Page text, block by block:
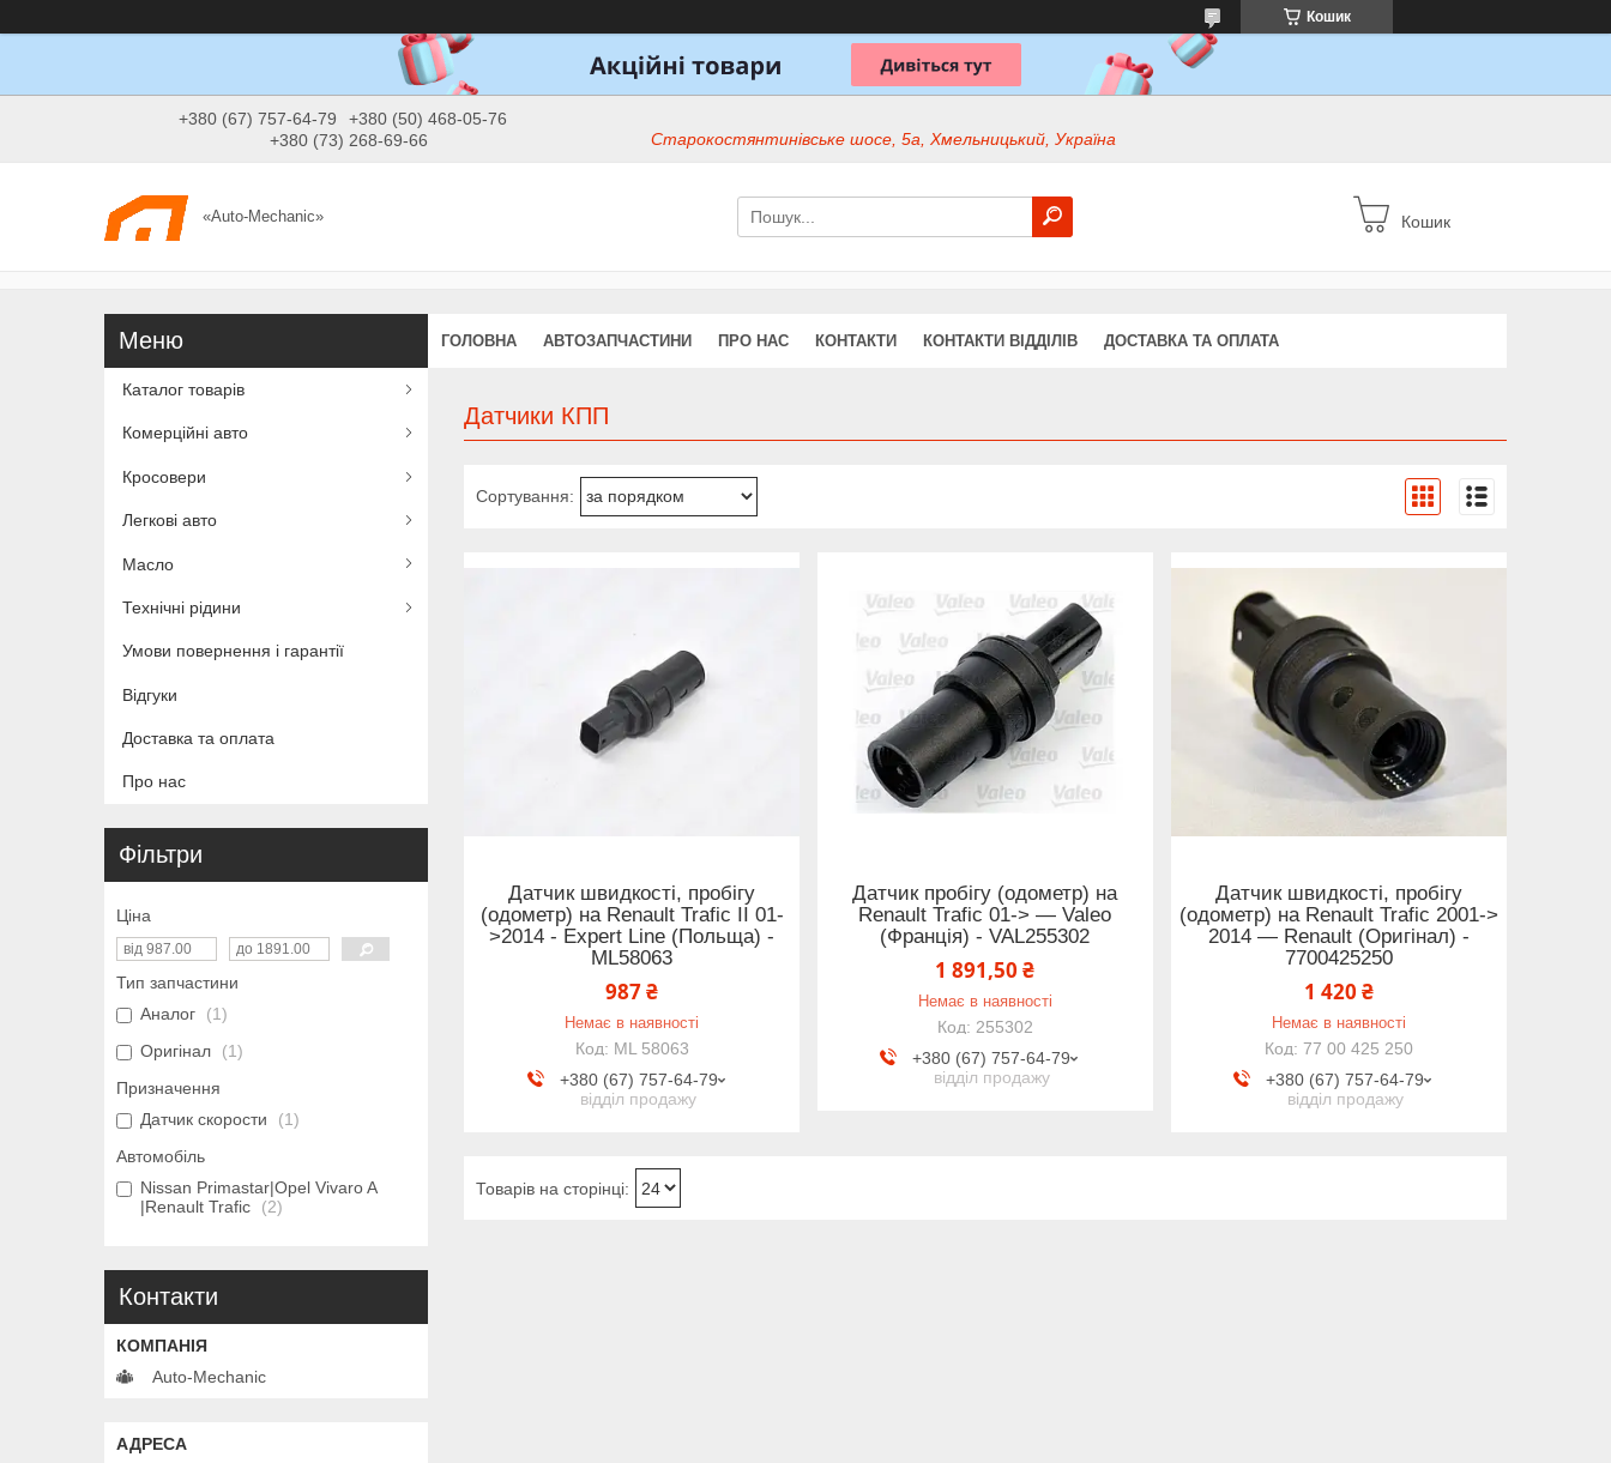
Кошик
+380 (67) 757-64-79
+380 (50) 468-05-76
+380 (73) 268-69-66
Старокостянтинівське шосе, 5а, Хмельницький, Україна
«Auto-Mechanic» Кошик
ГОЛОВНА АВТОЗАПЧАСТИНИ ПРО НАС КОНТАКТИ КОНТАКТИ ВІДДІЛІВ ДОСТАВКА ТА ОПЛАТА
Датчики КПП
Датчик швидкості, пробігу
(одометр) на Renault Trafic II 01-
>2014 - Expert Line (Польща) -
ML58063
987 ₴
Немає в наявності
ML 58063
+380 (67) 757-64-79
відділ продажу
Датчик пробігу (одометр) на
Renault Trafic 01-> — Valeo
(Франція) - VAL255302
1 891,50 ₴
Немає в наявності
255302
+380 (67) 757-64-79
відділ продажу
Датчик швидкості, пробігу
(одометр) на Renault Trafic 2001->
2014 — Renault (Оригінал) -
7700425250
1 420 ₴
Немає в наявності
77 00 425 250
+380 (67) 757-64-79
відділ продажу
Каталог товарів
Комерційні авто
Кросовери
Легкові авто
Масло
Технічні рідини
Умови повернення і гарантії
Відгуки
Доставка та оплата
Про нас
Фільтри
Ціна
Тип запчастини
Аналог
1
Оригінал
1
Призначення
Датчик скорости
1
Автомобіль
Nissan Primastar|Opel Vivaro A
|Renault Trafic
2
Контакти
Auto-Mechanic